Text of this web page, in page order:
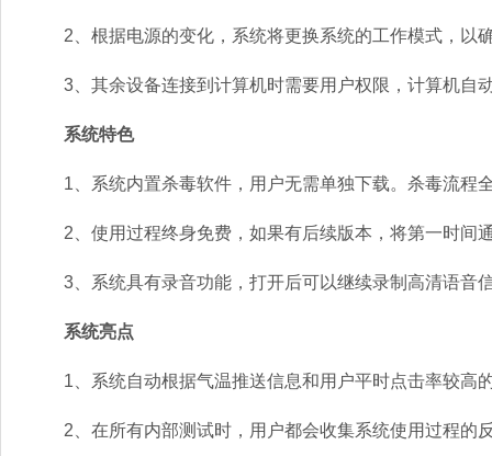
2、根据电源的变化，系统将更换系统的工作模式，以
3、其余设备连接到计算机时需要用户权限，计算机自
系统特色
1、系统内置杀毒软件，用户无需单独下载。杀毒流程
2、使用过程终身免费，如果有后续版本，将第一时间
3、系统具有录音功能，打开后可以继续录制高清语音
系统亮点
1、系统自动根据气温推送信息和用户平时点击率较高
2、在所有内部测试时，用户都会收集系统使用过程的